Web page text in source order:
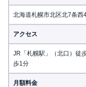
北海道札幌市北区北7条
アクセス
JR「札幌駅」（北口）徒
歩1分
月額料金